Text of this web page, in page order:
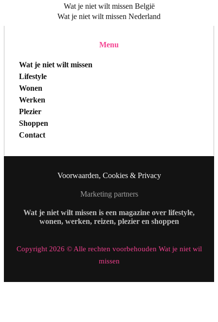
Wat je niet wilt missen België
Wat je niet wilt missen Nederland
Menu
Wat je niet wilt missen
Lifestyle
Wonen
Werken
Plezier
Shoppen
Contact
Voorwaarden, Cookies & Privacy
Marketing partners
Wat je niet wilt missen is een magazine over lifestyle,
wonen, werken, reizen, plezier en shoppen
Copyright 2026 © Alle rechten voorbehouden Wat je niet wil
missen